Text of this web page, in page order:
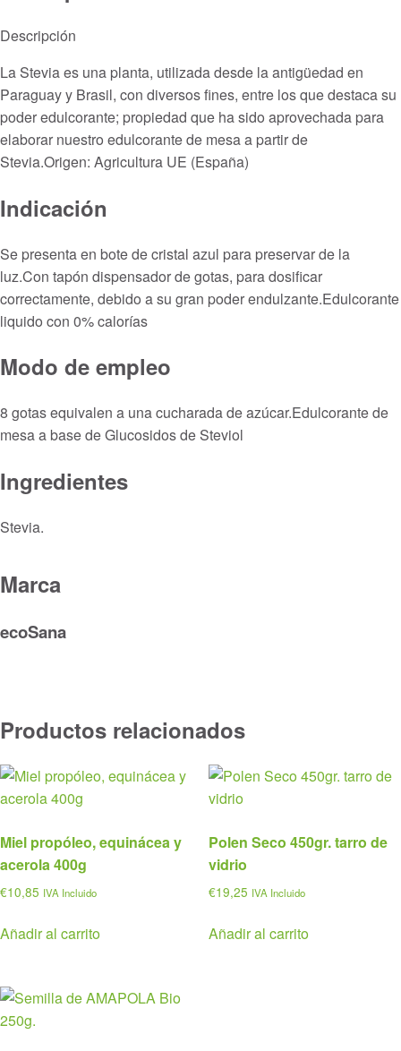
Descripción
La Stevia es una planta, utilizada desde la antigüedad en
Paraguay y Brasil, con diversos fines, entre los que destaca su
poder edulcorante; propiedad que ha sido aprovechada para
elaborar nuestro edulcorante de mesa a partir de
Stevia.Origen: Agricultura UE (España)
Indicación
Se presenta en bote de cristal azul para preservar de la
luz.Con tapón dispensador de gotas, para dosificar
correctamente, debido a su gran poder endulzante.Edulcorante
liquido con 0% calorías
Modo de empleo
8 gotas equivalen a una cucharada de azúcar.Edulcorante de
mesa a base de Glucosidos de Steviol
Ingredientes
Stevia.
Marca
ecoSana
Productos relacionados
Miel propóleo, equinácea y
acerola 400g
€10,85 IVA Incluido
Añadir al carrito
Polen Seco 450gr. tarro de
vidrio
€19,25 IVA Incluido
Añadir al carrito